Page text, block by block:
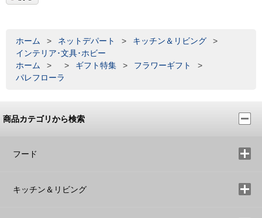
ホーム > ネットデパート > キッチン＆リビング
>
インテリア･文具･ホビー
ホーム
> > ギフト特集 > フラワーギフト
>
パレフローラ
商品カテゴリから検索
フード
キッチン＆リビング